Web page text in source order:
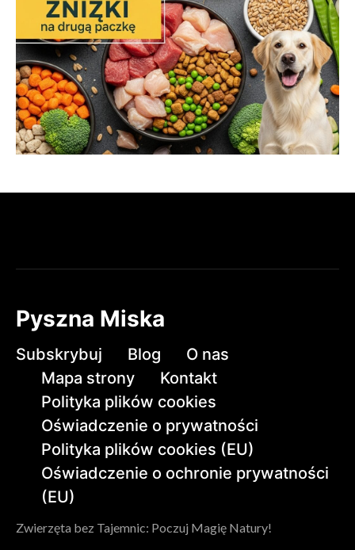
Pyszna Miska
Subskrybuj Blog
O nas
Mapa strony
Kontakt
Polityka plików cookies
Oświadczenie o prywatności
Polityka plików cookies (EU)
Oświadczenie o ochronie prywatności
(EU)
Zwierzęta bez Tajemnic: Poczuj Magię Natury!